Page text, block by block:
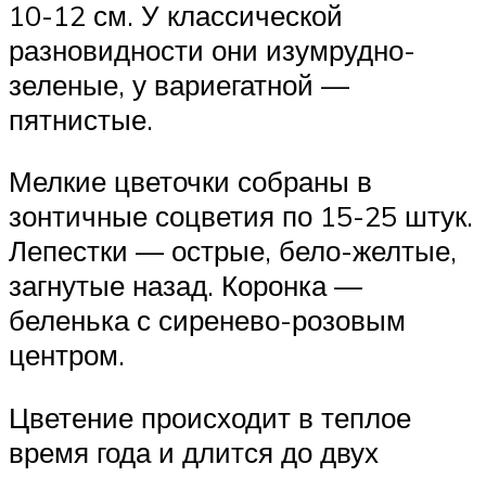
10-12 см. У классической
разновидности они изумрудно-
зеленые, у вариегатной —
пятнистые.
Мелкие цветочки собраны в
зонтичные соцветия по 15-25 штук.
Лепестки — острые, бело-желтые,
загнутые назад. Коронка —
беленька с сиренево-розовым
центром.
Цветение происходит в теплое
время года и длится до двух